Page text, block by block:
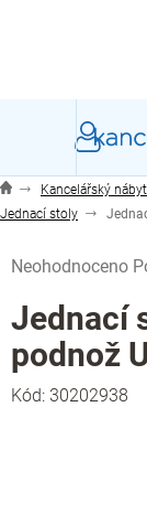
Kancelářský
Jednací stoly
hodnocení
produktu
je
0,0
z
5
Neohodnoceno
Jednací
podnož
Kód: 30202938